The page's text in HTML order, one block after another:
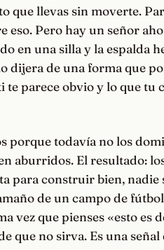
que llevas sin moverte.
eso. Pero hay un señor
en una silla y la espalda
dijera de una forma que
te parece obvio y lo que tu
porque todavía no los
aburridos. El resultado:
para construir bien, nadie
de un campo de fútbol
vez que pienses «esto es
que no sirva. Es una señal